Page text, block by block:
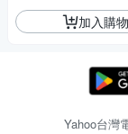
加入購
Yahoo台灣